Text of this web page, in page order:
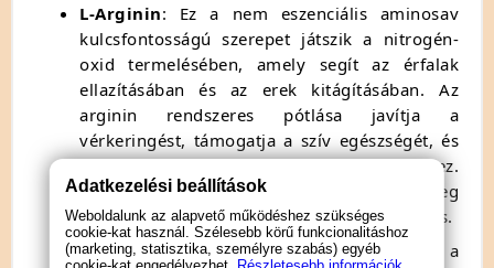
L-Arginin: Ez a nem eszenciális aminosav
kulcsfontosságú szerepet játszik a nitrogén-
oxid termelésében, amely segít az érfalak
ellazításában és az erek kitágításában. Az
arginin rendszeres pótlása javítja a
vérkeringést, támogatja a szív egészségét, és
hozzájárulhat a vérnyomás csökkentéséhez.
Emellett az arginin segíthet az izomtömeg
növelésében és a teljesítmény fokozásában is.
L-Citrullin: Az arginin előanyaga, amelyet a
Adatkezelési beállítások
Weboldalunk az alapvető működéshez szükséges
cookie-kat használ. Szélesebb körű funkcionalitáshoz
(marketing, statisztika, személyre szabás) egyéb